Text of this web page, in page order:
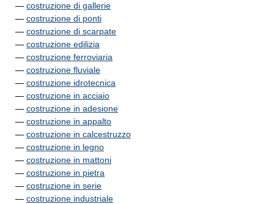
— costruzione di gallerie
— costruzione di ponti
— costruzione di scarpate
— costruzione edilizia
— costruzione ferroviaria
— costruzione fluviale
— costruzione idrotecnica
— costruzione in acciaio
— costruzione in adesione
— costruzione in appalto
— costruzione in calcestruzzo
— costruzione in legno
— costruzione in mattoni
— costruzione in pietra
— costruzione in serie
— costruzione industriale